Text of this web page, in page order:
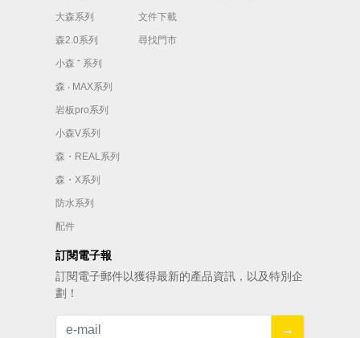
大森系列
森2.0系列
小森 ⁺ 系列
森 ‧ MAX系列
岩板pro系列
小森V系列
森・REAL系列
森・X系列
防水系列
配件
文件下載
尋找門市
訂閱電子報
訂閱電⼦郵件以獲得最新的產品資訊，以及特別企
劃！
→